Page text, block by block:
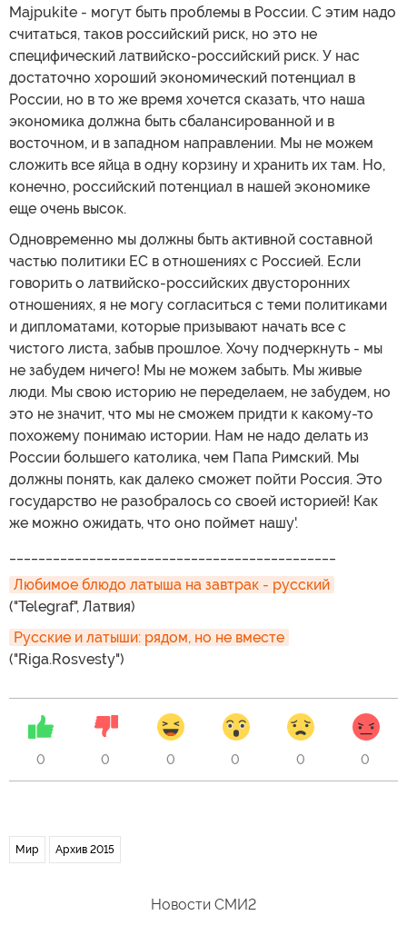
Majpukite - могут быть проблемы в России. С этим надо
считаться, таков российский риск, но это не
специфический латвийско-российский риск. У нас
достаточно хороший экономический потенциал в
России, но в то же время хочется сказать, что наша
экономика должна быть сбалансированной и в
восточном, и в западном направлении. Мы не можем
сложить все яйца в одну корзину и хранить их там. Но,
конечно, российский потенциал в нашей экономике
еще очень высок.
Одновременно мы должны быть активной составной
частью политики ЕС в отношениях с Россией. Если
говорить о латвийско-российских двусторонних
отношениях, я не могу согласиться с теми политиками
и дипломатами, которые призывают начать все с
чистого листа, забыв прошлое. Хочу подчеркнуть - мы
не забудем ничего! Мы не можем забыть. Мы живые
люди. Мы свою историю не переделаем, не забудем, но
это не значит, что мы не сможем придти к какому-то
похожему понимаю истории. Нам не надо делать из
России большего католика, чем Папа Римский. Мы
должны понять, как далеко сможет пойти Россия. Это
государство не разобралось со своей историей! Как
же можно ожидать, что оно поймет нашу'.
Любимое блюдо латыша на завтрак - русский
("Telegraf", Латвия)
Русские и латыши: рядом, но не вместе
("Riga.Rosvesty")
0 0 0 0 0 0
Мир Архив 2015
Новости СМИ2